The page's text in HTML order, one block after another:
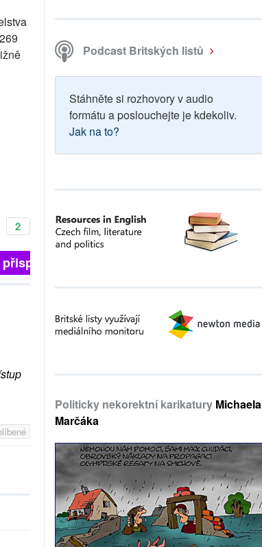
2
➥
Podcast Britských listů
Stáhněte si rozhovory v audio
formátu a poslouchejte je kdekoliv.
Jak na to?
Politicky nekorektní karikatury Michaela
Marčáka